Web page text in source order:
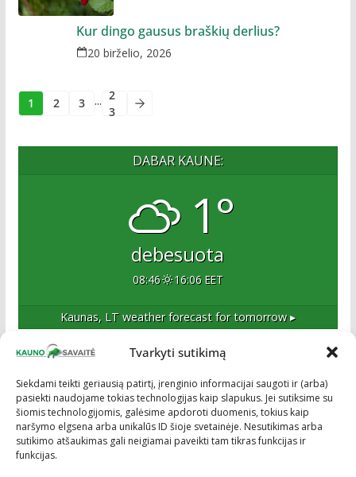
Tvarkyti sutikimą
Siekdami teikti geriausią patirtį, įrenginio informacijai saugoti ir (arba)
pasiekti naudojame tokias technologijas kaip slapukus. Jei sutiksime su
šiomis technologijomis, galėsime apdoroti duomenis, tokius kaip
naršymo elgsena arba unikalūs ID šioje svetainėje. Nesutikimas arba
sutikimo atšaukimas gali neigiamai paveikti tam tikras funkcijas ir
funkcijas.
Kur dingo gausus braškių derlius?
20 birželio, 2026
1 2 3 ... 2
3
DABAR KAUNE:
1°
debesuota
08:46 16:06 EET
Kaunas, LTweather forecast for tomorrow ▸
Esame naujas Kaune, tačiau veržlus ir profesionalus
kolektyvas. Ne naujokai žiniasklaidoje. Į Kauną
žengiame tvirtai įsitikinę savo sėkme.